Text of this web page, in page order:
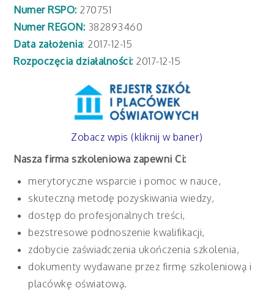
Numer RSPO: 270751
Numer REGON: 382893460
Data założenia: 2017-12-15
Rozpoczęcia działalności: 2017-12-15
Zobacz wpis (kliknij w baner)
Nasza firma szkoleniowa zapewni Ci:
merytoryczne wsparcie i pomoc w nauce,
skuteczną metodę pozyskiwania wiedzy,
dostęp do profesjonalnych treści,
bezstresowe podnoszenie kwalifikacji,
zdobycie zaświadczenia ukończenia szkolenia,
dokumenty wydawane przez firmę szkoleniową i
placówkę oświatową.